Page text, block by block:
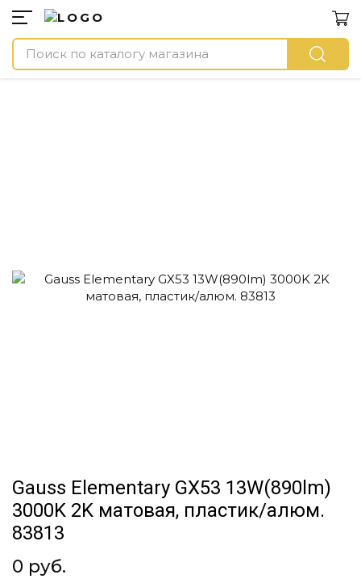
Gauss Elementary GX53 13W(890lm)
3000K 2K матовая, пластик/алюм.
83813
0 руб.